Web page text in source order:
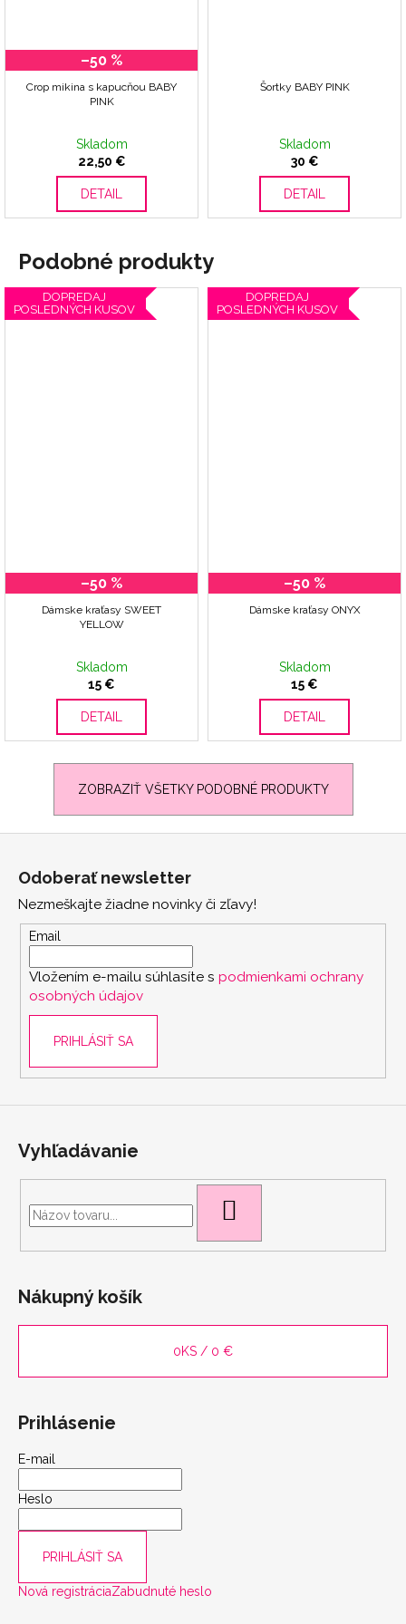
–50 %
Crop mikina s kapucňou BABY
PINK
Skladom
22,50 €
DETAIL
Šortky BABY PINK
Skladom
30 €
DETAIL
Podobné produkty
DOPREDAJ
POSLEDNÝCH KUSOV
–50 %
Dámske kraťasy SWEET
YELLOW
Skladom
15 €
DETAIL
DOPREDAJ
POSLEDNÝCH KUSOV
–50 %
Dámske kraťasy ONYX
Skladom
15 €
DETAIL
ZOBRAZIŤ VŠETKY PODOBNÉ PRODUKTY
Odoberať newsletter
Nezmeškajte žiadne novinky či zľavy!
Email
Vložením e-mailu súhlasíte s podmienkami ochrany
osobných údajov
PRIHLÁSIŤ SA
Vyhľadávanie
Nákupný košík
0KS / 0 €
Prihlásenie
E-mail
Heslo
PRIHLÁSIŤ SA
Nová registráciaZabudnuté heslo